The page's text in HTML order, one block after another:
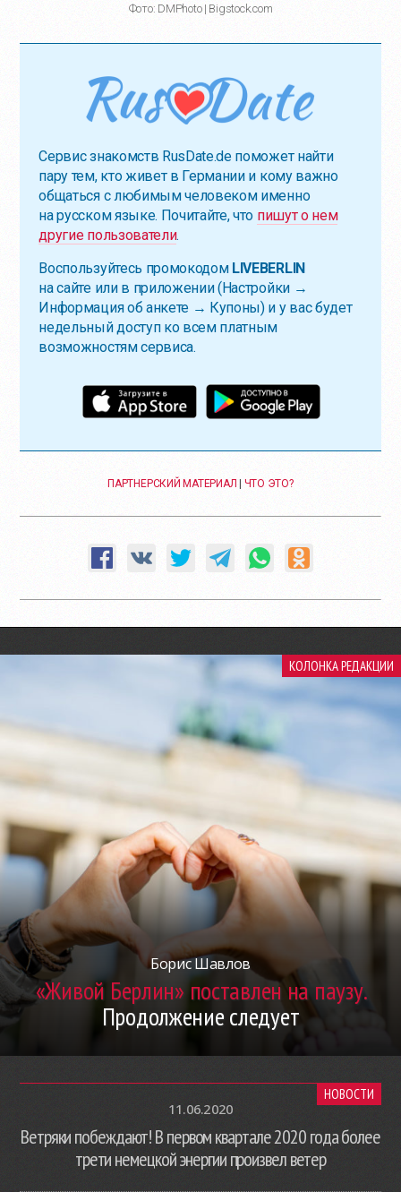
Фото: DMPhoto | Bigstock.com
Сервис знакомств RusDate.de поможет найти
пару тем, кто живет в Германии и кому важно
общаться с любимым человеком именно
на русском языке. Почитайте, что пишут о нем
другие пользователи.
Воспользуйтесь промокодом LIVEBERLIN
на сайте или в приложении (Настройки →
Информация об анкете → Купоны) и у вас будет
недельный доступ ко всем платным
возможностям сервиса.
ПАРТНЕРСКИЙ МАТЕРИАЛ ЧТО ЭТО?
КОЛОНКА РЕДАКЦИИ
Борис Шавлов
«Живой Берлин» поставлен на паузу.
Продолжение следует
НОВОСТИ
11.06.2020
Ветряки побеждают! В первом квартале 2020 года более
трети немецкой энергии произвел ветер